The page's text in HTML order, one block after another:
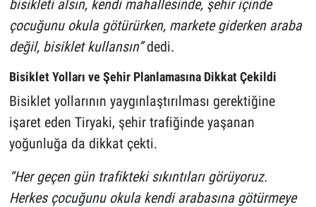
bisikleti alsın, kendi mahallesinde, şehir içinde
çocuğunu okula götürürken, markete giderken araba
değil, bisiklet kullansın”dedi.
Bisiklet Yolları ve Şehir Planlamasına Dikkat Çekildi
Bisiklet yollarının yaygınlaştırılması gerektiğine
işaret eden Tiryaki, şehir trafiğinde yaşanan
yoğunluğa da dikkat çekti.
“Her geçen gün trafikteki sıkıntıları görüyoruz.
Herkes çocuğunu okula kendi arabasına götürmeye